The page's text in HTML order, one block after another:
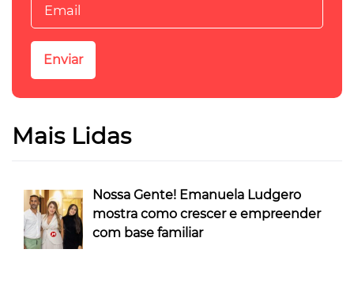
Mais Lidas
Nossa Gente! Emanuela Ludgero
mostra como crescer e empreender
com base familiar